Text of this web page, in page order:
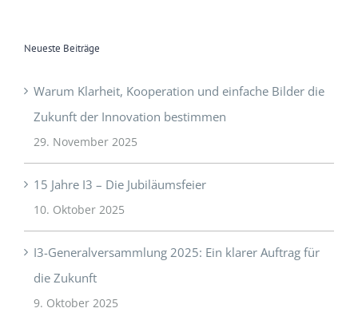
Neueste Beiträge
Warum Klarheit, Kooperation und einfache Bilder die
Zukunft der Innovation bestimmen
29. November 2025
15 Jahre I3 – Die Jubiläumsfeier
10. Oktober 2025
I3-Generalversammlung 2025: Ein klarer Auftrag für
die Zukunft
9. Oktober 2025